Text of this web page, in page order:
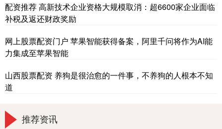
配资推荐 高新技术企业资格大规模取消：超6600家企业面临
补税及返还财政奖励
网上股票配资门户 苹果智能获得备案，阿里千问将作为AI能
力集成至苹果智能
山西股票配资 养狗是很治愈的一件事，不养狗的人根本不知
道
推荐资讯